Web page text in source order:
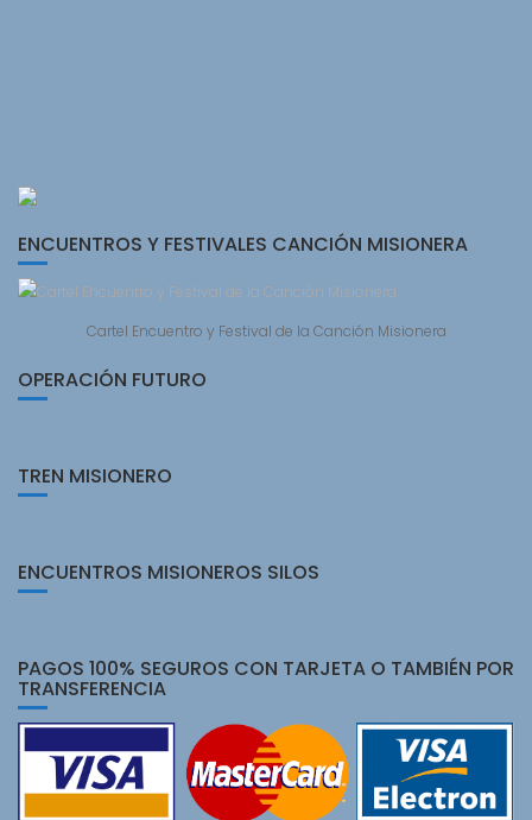
ENCUENTROS Y FESTIVALES CANCIÓN MISIONERA
Cartel Encuentro y Festival de la Canción Misionera
OPERACIÓN FUTURO
TREN MISIONERO
ENCUENTROS MISIONEROS SILOS
PAGOS 100% SEGUROS CON TARJETA O TAMBIÉN POR
TRANSFERENCIA